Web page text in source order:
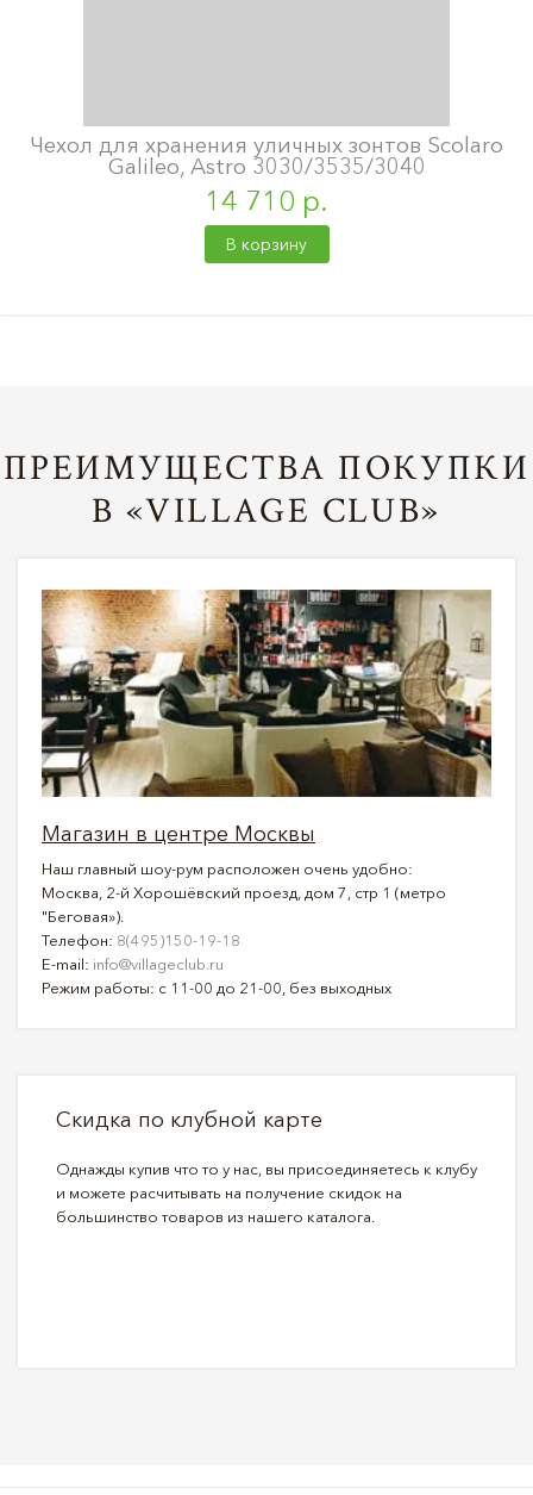
Чехол для хранения уличных зонтов Scolaro
Galileo, Astro 3030/3535/3040
14 710 р.
В корзину
ПРЕИМУЩЕСТВА ПОКУПКИ
В «VILLAGE CLUB»
Магазин в центре Москвы
Наш главный шоу-рум расположен очень удобно:
Москва, 2-й Хорошёвский проезд, дом 7, стр 1 (метро
"Беговая»).
Телефон: 8(495)150-19-18
E-mail: info@villageclub.ru
Режим работы: с 11-00 до 21-00, без выходных
Скидка по клубной карте
Однажды купив что то у нас, вы присоединяетесь к клубу
и можете расчитывать на получение скидок на
большинство товаров из нашего каталога.